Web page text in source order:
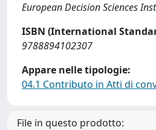
European Decision Sciences
ISBN (International
9788894102307
Appare nelle tipologie:
04.1 Contributo in Atti di
File in questo prodotto: